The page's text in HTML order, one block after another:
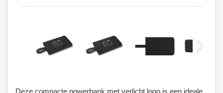
Deze compacte powerbank met verlicht logo is een ideale